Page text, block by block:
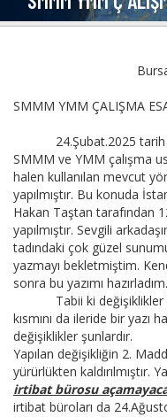
Bursa,
SMMM YMM ÇALIŞMA
24.Şubat.2025 tarih ve
SMMM ve YMM çalışma
halen kullanılan mevcut
yapılmıştır. Bu konuda
Hakan Taştan tarafından
yapılmıştır. Sevgili
tadındaki çok güzel
yazmayı bekletmiştim.
sonra bu yazımı hazırladım.
Tabii ki değişiklikler bir
kısmını da ileride bir
değişiklikler şunlardır.
Yapılan değişikliğin 2.
yürürlükten kaldırılmıştır.
irtibat bürosu
irtibat büroları da